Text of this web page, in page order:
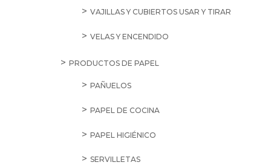
VAJILLAS Y CUBIERTOS USAR Y TIRAR
VELAS Y ENCENDIDO
PRODUCTOS DE PAPEL
PAÑUELOS
PAPEL DE COCINA
PAPEL HIGIÉNICO
SERVILLETAS